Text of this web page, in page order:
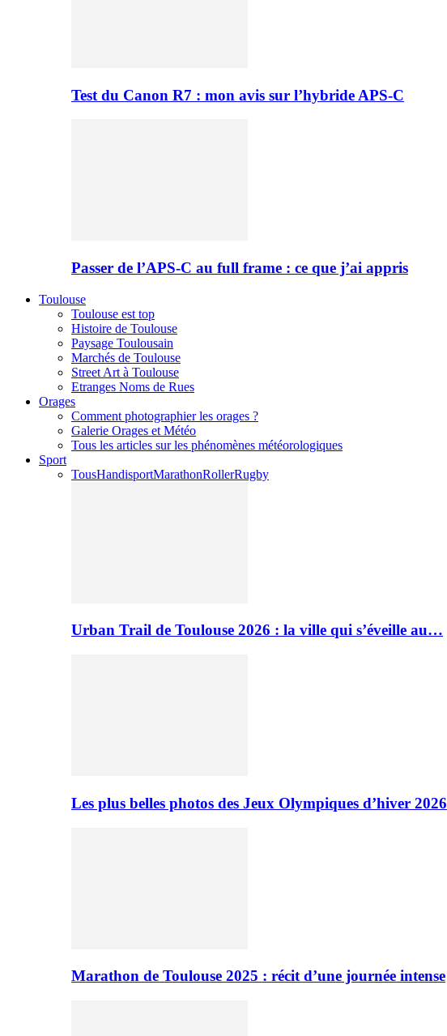
Test du Canon R7 : mon avis sur l’hybride APS-C
Passer de l’APS-C au full frame : ce que j’ai appris
Toulouse
Toulouse est top
Histoire de Toulouse
Paysage Toulousain
Marchés de Toulouse
Street Art à Toulouse
Etranges Noms de Rues
Orages
Comment photographier les orages ?
Galerie Orages et Météo
Tous les articles sur les phénomènes météorologiques
Sport
TousHandisportMarathonRollerRugby
Urban Trail de Toulouse 2026 : la ville qui s’éveille au…
Les plus belles photos des Jeux Olympiques d’hiver 2026
Marathon de Toulouse 2025 : récit d’une journée intense